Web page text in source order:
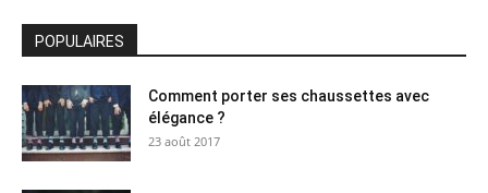
POPULAIRES
Comment porter ses chaussettes avec
élégance ?
23 août 2017